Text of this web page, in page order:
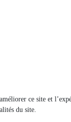
ce site et
du site.